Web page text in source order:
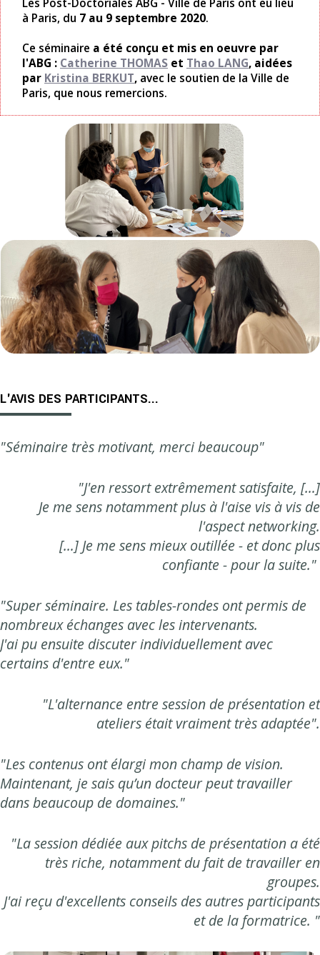
Les Post-Doctoriales ABG - Ville de Paris ont eu lieu
à Paris, du 7 au 9 septembre 2020.
Ce séminaire a été conçu et mis en oeuvre par
l'ABG : Catherine THOMAS et Thao LANG, aidées
par Kristina BERKUT, avec le soutien de la Ville de
Paris, que nous remercions.
L'AVIS DES PARTICIPANTS...
"Séminaire très motivant, merci beaucoup"
"J'en ressort extrêmement satisfaite, […]
Je me sens notamment plus à l'aise vis à vis de
l'aspect networking.
[…] Je me sens mieux outillée - et donc plus
confiante - pour la suite."
"Super séminaire. Les tables-rondes ont permis de
nombreux échanges avec les intervenants.
J'ai pu ensuite discuter individuellement avec
certains d'entre eux."
"L'alternance entre session de présentation et
ateliers était vraiment très adaptée".
"Les contenus ont élargi mon champ de vision.
Maintenant, je sais qu’un docteur peut travailler
dans beaucoup de domaines."
"La session dédiée aux pitchs de présentation a été
très riche, notamment du fait de travailler en
groupes.
J'ai reçu d'excellents conseils des autres participants
et de la formatrice. "